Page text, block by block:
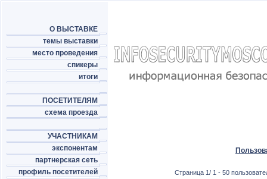
О ВЫСТАВКЕ
темы выставки
место проведения
спикеры
итоги
ПОСЕТИТЕЛЯМ
схема проезда
УЧАСТНИКАМ
экспонентам
партнерская сеть
профиль посетителей
Страница 1/ 1 - 50